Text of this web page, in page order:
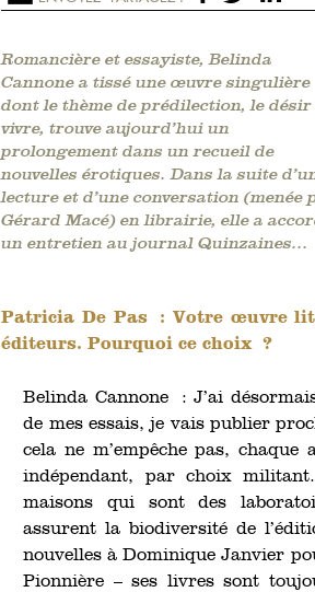
Romancière et essayiste, Belinda
Cannone a tissé une œuvre singulière
dont le thème de prédilection, le désir
vivre, trouve aujourd’hui un
prolongement dans un recueil de
nouvelles érotiques. Dans la suite
lecture et d’une conversation (menée
Gérard Macé) en librairie, elle a
un entretien au journal Quinzaines...
Patricia De Pas : Votre œuvre
éditeurs. Pourquoi ce choix ?
Belinda Cannone : J’ai
de mes essais, je vais publier
cela ne m’empêche pas,
indépendant, par choix
maisons qui sont des
assurent la biodiversité de
nouvelles à Dominique Janvier
Pionnière – ses livres sont